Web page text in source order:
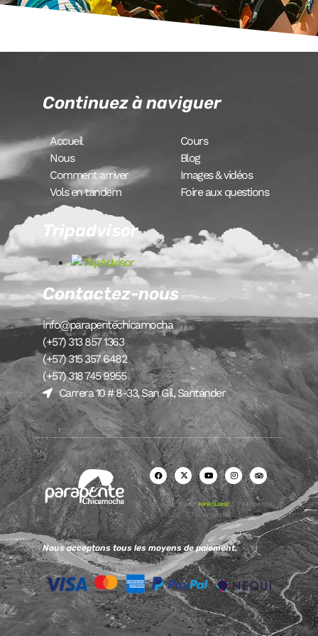
Continuez à naviguer
Accueil
Nous
Comment arriver
Vols en tandem
Cours
Blog
Images & vidéos
Foire aux questions
Tripadvisor
Contactez-nous
info@parapentechicamocha
(+57) 313 857 1363
(+57) 315 357 6482
(+57) 318 745 9955
Carrera 10 # 8-33, San Gil, Santander
Fait avec ♥ parIrene Suarez& Parapente
Chicamocha
Nous acceptons tous les moyens de paiement.